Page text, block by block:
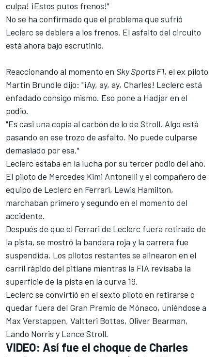
culpa! ¡Estos putos frenos!"
No se ha confirmado que el problema que sufrió
Leclerc se debiera a los frenos. El asfalto del circuito
está ahora bajo escrutinio.
Reaccionando al momento en Sky Sports F1, el ex piloto
Martin Brundle dijo: "¡Ay, ay, ay, Charles! Leclerc está
enfadado consigo mismo. Eso pone a Hadjar en el
podio.
"Es casi una copia al carbón de lo de Stroll. Algo está
pasando en ese trozo de asfalto. No puede culparse
demasiado por esa."
Leclerc estaba en la lucha por su tercer podio del año.
El piloto de Mercedes Kimi Antonelli y el compañero de
equipo de Leclerc en Ferrari, Lewis Hamilton,
marchaban primero y segundo en el momento del
accidente.
Después de que el Ferrari de Leclerc fuera retirado de
la pista, se mostró la bandera roja y la carrera fue
suspendida. Los pilotos restantes se alinearon en el
carril rápido del pitlane mientras la FIA revisaba la
superficie de la pista en la curva 19.
Leclerc se convirtió en el sexto piloto en retirarse o
quedar fuera del Gran Premio de Mónaco, uniéndose a
Max Verstappen, Valtteri Bottas, Oliver Bearman,
Lando Norris y Lance Stroll.
VIDEO: Así fue el choque de Charles